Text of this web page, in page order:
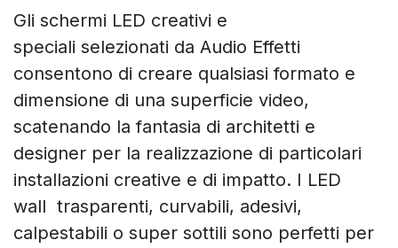
Gli schermi LED creativi e
speciali selezionati da Audio Effetti
consentono di creare qualsiasi formato e
dimensione di una superficie video,
scatenando la fantasia di architetti e
designer per la realizzazione di particolari
installazioni creative e di impatto. I LED
wall trasparenti, curvabili, adesivi,
calpestabili o super sottili sono perfetti per